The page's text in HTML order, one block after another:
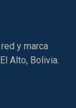
y marca
Alto, Bolivia.